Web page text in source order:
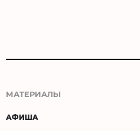
МАТЕРИАЛЫ
АФИША